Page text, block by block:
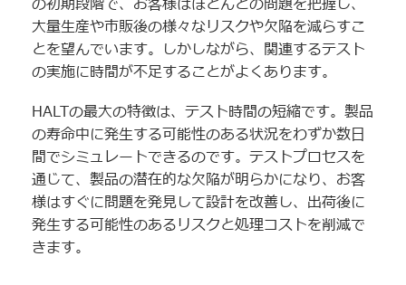
大量生産や市販後の様々なリスクや欠陥を減らすこ
とを望んでいます。しかしながら、関連するテスト
の実施に時間が不足することがよくあります。
HALTの最大の特徴は、テスト時間の短縮です。製品
の寿命中に発生する可能性のある状況をわずか数日
間でシミュレートできるのです。テストプロセスを
通じて、製品の潜在的な欠陥が明らかになり、お客
様はすぐに問題を発見して設計を改善し、出荷後に
発生する可能性のあるリスクと処理コストを削減で
きます。